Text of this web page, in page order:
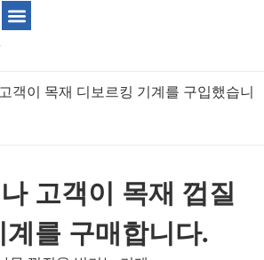
객이 목재 디보르킹 기계를 구입했습니
고객이 목재 껍질
를 구매합니다.